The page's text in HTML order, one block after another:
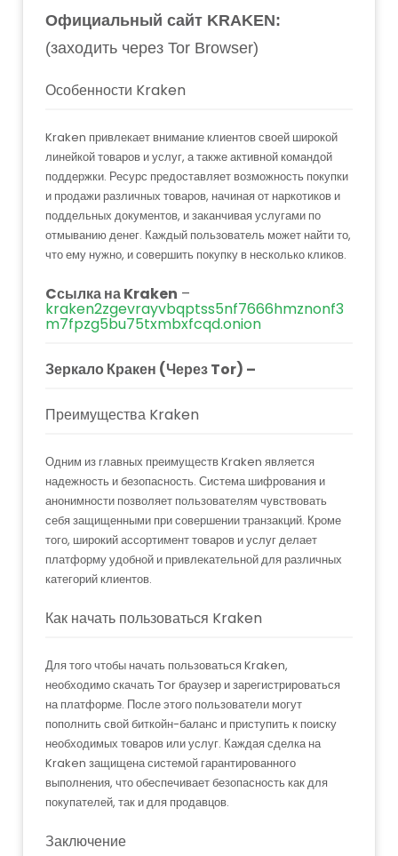
Официальный сайт KRAKEN:
(заходить через Tor Browser)
Особенности Kraken
Kraken привлекает внимание клиентов своей широкой
линейкой товаров и услуг, а также активной командой
поддержки. Ресурс предоставляет возможность покупки
и продажи различных товаров, начиная от наркотиков и
поддельных документов, и заканчивая услугами по
отмыванию денег. Каждый пользователь может найти то,
что ему нужно, и совершить покупку в несколько кликов.
Cсылка на Kraken –
kraken2zgevrayvbqptss5nf7666hmznonf3
m7fpzg5bu75txmbxfcqd.onion
Зеркало Кракен (Через Tor) –
Преимущества Kraken
Одним из главных преимуществ Kraken является
надежность и безопасность. Система шифрования и
анонимности позволяет пользователям чувствовать
себя защищенными при совершении транзакций. Кроме
того, широкий ассортимент товаров и услуг делает
платформу удобной и привлекательной для различных
категорий клиентов.
Как начать пользоваться Kraken
Для того чтобы начать пользоваться Kraken,
необходимо скачать Tor браузер и зарегистрироваться
на платформе. После этого пользователи могут
пополнить свой биткойн-баланс и приступить к поиску
необходимых товаров или услуг. Каждая сделка на
Kraken защищена системой гарантированного
выполнения, что обеспечивает безопасность как для
покупателей, так и для продавцов.
Заключение